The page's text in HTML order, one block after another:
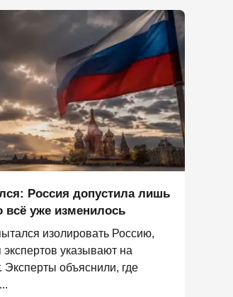
Россия допустила лишь
всё уже изменилось
изолировать Россию,
указывают на
объяснили, где